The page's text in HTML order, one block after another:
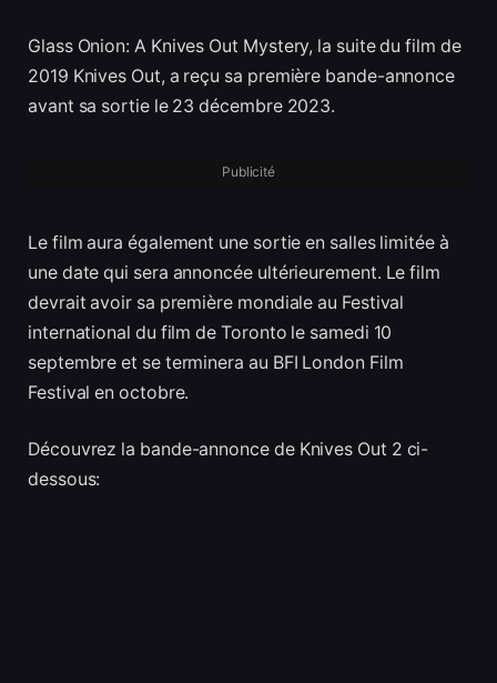
Glass Onion: A Knives Out Mystery, la suite du film de
2019 Knives Out, a reçu sa première bande-annonce
avant sa sortie le 23 décembre 2023.
Publicité
Le film aura également une sortie en salles limitée à
une date qui sera annoncée ultérieurement. Le film
devrait avoir sa première mondiale au Festival
international du film de Toronto le samedi 10
septembre et se terminera au BFI London Film
Festival en octobre.
Découvrez la bande-annonce de Knives Out 2 ci-
dessous: